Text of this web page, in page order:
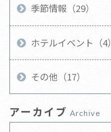
季節情報（29）
ホテルイベント（4）
その他（17）
アーカイブ Archive